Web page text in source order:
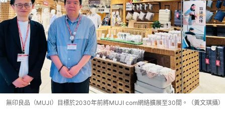
無印良品（MUJI）目標於2030年前將MUJI com網絡擴展至30間。（黃文琪攝）